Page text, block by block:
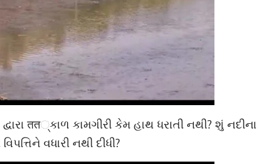
तत્કાળ કામગીરી કેમ હાથ ધરાતી નથી? શું નદીના
વધારી નથી દીધી?